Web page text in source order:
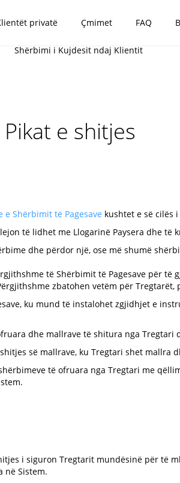
privatë Çmimet FAQ
Shërbimi i Kujdesit ndaj Klientit
e shitjes
Shërbimit të Pagesave kushtet e së cilës
të lidhet me Llogarinë Paysera dhe
dhe përdor një, ose më shumë
të Shërbimit të Pagesave për
zbatohen vetëm për
ku mund të instalohet zgjidhjet e
dhe mallrave të shitura nga Tregtari
së mallrave, ku Tregtari shet mallra
të ofruara nga Tregtari me
i siguron Tregtarit mundësinë për të
në Sistem.